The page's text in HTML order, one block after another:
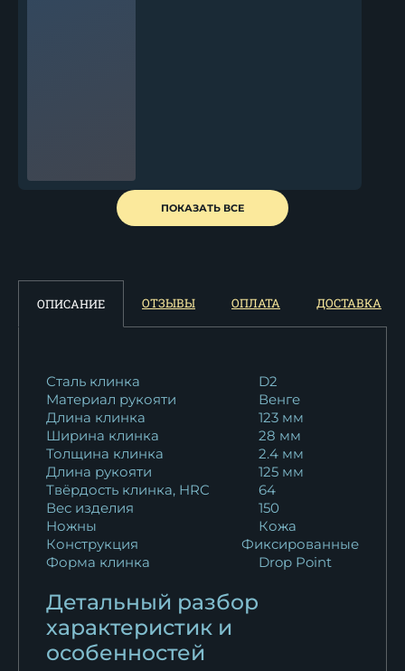
Нож Сокол сталь N690
рукоять акрил...
ПОКАЗАТЬ ВСЕ
ОПИСАНИЕ ОТЗЫВЫ ОПЛАТА ДОСТАВКА
Сталь клинка
D2
Материал рукояти
Венге
Длина клинка
123 мм
Ширина клинка
28 мм
Толщина клинка
2.4 мм
Длина рукояти
125 мм
Твёрдость клинка, HRC
64
Вес изделия
150
Ножны
Кожа
Конструкция
Фиксированные
Форма клинка
Drop Point
Детальный разбор
характеристик и
особенностей